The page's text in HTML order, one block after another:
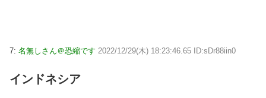
7: 名無しさん＠恐縮です 2022/12/29(木) 18:23:46.65 ID:sDr88iin0
インドネシア